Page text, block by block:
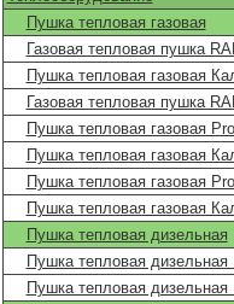
Пушка тепловая газовая
Газовая тепловая пушка
Пушка тепловая газовая
Газовая тепловая пушка
Пушка тепловая газовая
Пушка тепловая газовая
Пушка тепловая газовая
Пушка тепловая газовая
Пушка тепловая дизельная
Пушка тепловая
Пушка тепловая